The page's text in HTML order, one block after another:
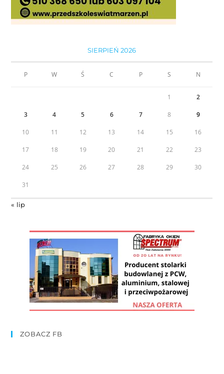
SIERPIEŃ 2026
P W Ś C P S N
1 2
3 4 5 6 7 8 9
10 11 12 13 14 15 16
17 18 19 20 21 22 23
24 25 26 27 28 29 30
31
« lip
ZOBACZ FB